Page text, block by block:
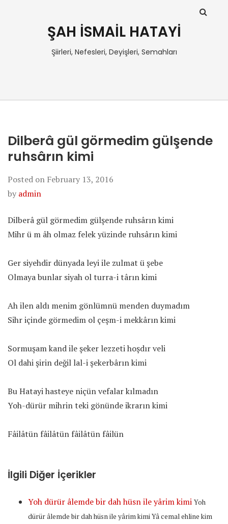
ŞAH İSMAİL HATAYİ
Şiirleri, Nefesleri, Deyişleri, Semahları
Dilberâ gül görmedim gülşende
ruhsârın kimi
Posted on February 13, 2016
by admin
Dilberâ gül görmedim gülşende ruhsârın kimi
Mihr ü m âh olmaz felek yüzinde ruhsârın kimi
Ger siyehdir dünyada leyi ile zulmat ü şebe
Olmaya bunlar siyah ol turra-i târın kimi
Ah ilen aldı menim gönlümnü menden duymadım
Sihr içinde görmedim ol çeşm-i mekkârın kimi
Sormuşam kand ile şeker lezzeti hoşdır veli
Ol dahi şirin değil lal-i şekerbârın kimi
Bu Hatayi hasteye niçün vefalar kılmadın
Yoh-dürür mihrin teki gönünde ikrarın kimi
Fâilâtün fâilâtün fâilâtün fâilün
İlgili Diğer İçerikler
Yoh dürür âlemde bir dah hüsn ile yârim kimi Yoh
dürür âlemde bir dah hüsn ile yârim kimi Yâ cemal ehline kim